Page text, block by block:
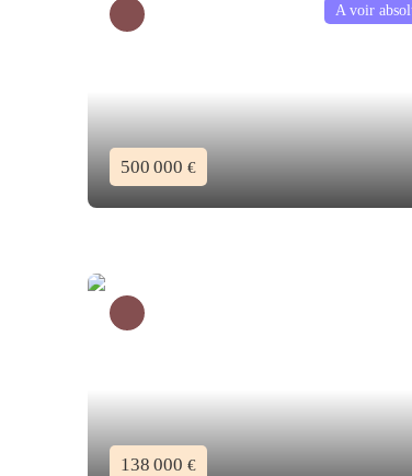
500 000 €
A voir
138 000 €